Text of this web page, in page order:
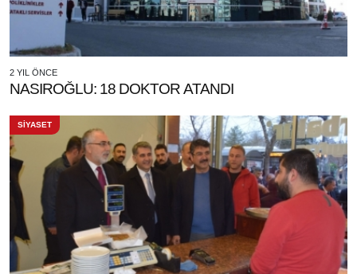
2 YIL ÖNCE
NASIROĞLU: 18 DOKTOR ATANDI
SİYASET